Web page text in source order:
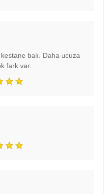
balı. Daha ucuza
fark var.